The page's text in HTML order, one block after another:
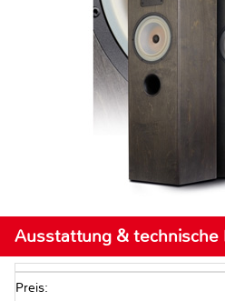
Ausstattung & technische
Preis: